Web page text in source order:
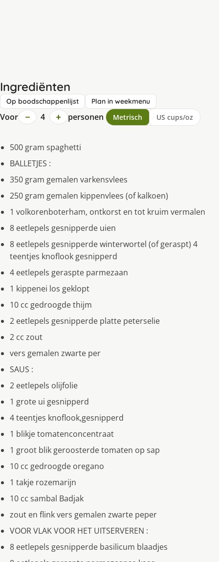
Ingrediënten
Op boodschappenlijst Plan in weekmenu
Voor − 4 + personen Metrisch US cups/oz
500 gram spaghetti
BALLETJES :
350 gram gemalen varkensvlees
250 gram gemalen kippenvlees (of kalkoen)
1 volkorenboterham, ontkorst en tot kruim vermalen
8 eetlepels gesnipperde uien
8 eetlepels gesnipperde winterwortel (of geraspt) 4
teentjes knoflook gesnipperd
4 eetlepels geraspte parmezaan
1 kippenei los geklopt
10 cc gedroogde thijm
2 eetlepels gesnipperde platte peterselie
2 cc zout
vers gemalen zwarte per
SAUS :
2 eetlepels olijfolie
1 grote ui gesnipperd
4 teentjes knoflook,gesnipperd
1 blikje tomatenconcentraat
1 groot blik geroosterde tomaten op sap
10 cc gedroogde oregano
1 takje rozemarijn
10 cc sambal Badjak
zout en flink vers gemalen zwarte peper
VOOR VLAK VOOR HET UITSERVEREN :
8 eetlepels gesnipperde basilicum blaadjes